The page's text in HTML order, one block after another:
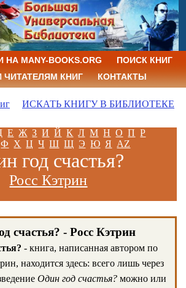
MANY-BOOKS.ORG
ПОИСК КНИГ
ЧИТАТЕЛЯМ КНИГ
КОНТАКТЫ
ИСКАТЬ КНИГУ В БИБЛИОТЕКЕ
Е Ж З И Й К Л М Н О П Р
Ф Х Ц Ч Ш Щ Э Ю Я AZ
год счастья?
Росс Кэтрин
счастья? - Росс Кэтрин
- книга, написанная автором по
находится здесь: всего лишь через
Один год счастья? можно или